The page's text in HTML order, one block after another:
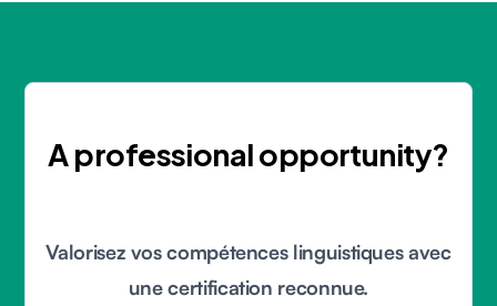
A professional opportunity?
Valorisez vos compétences linguistiques avec
une certification reconnue.